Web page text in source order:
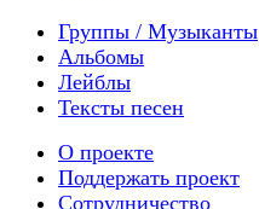
Группы / Музыканты
Альбомы
Лейблы
Тексты песен
О проекте
Поддержать проект
Сотрудничество